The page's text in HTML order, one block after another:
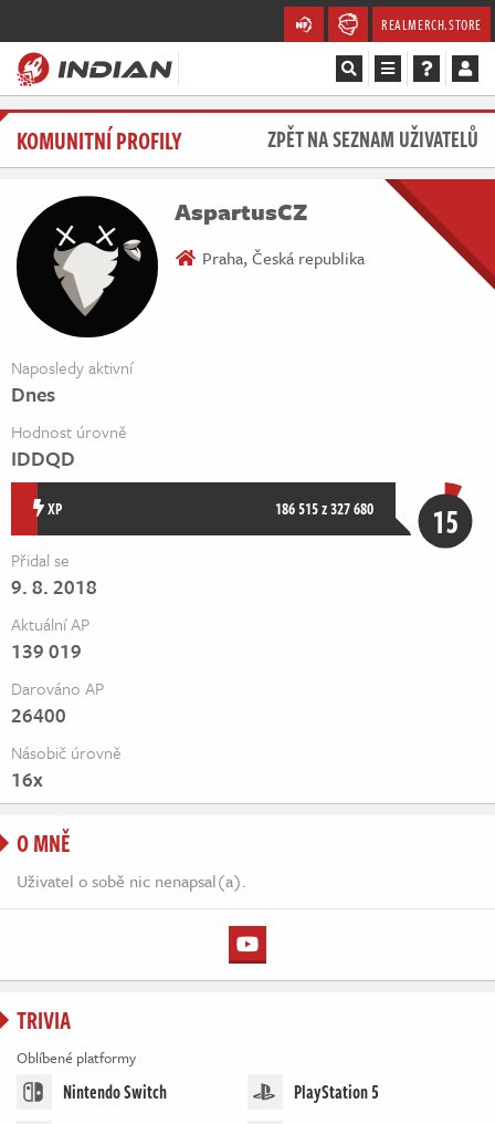
REALMERCH.STORE
Magazín
Videa
Soutěže
Databáze
Komunita
Redakce
Živě
KOMUNITNÍ PROFILY ZPĚT NA SEZNAM UŽIVATELŮ
AspartusCZ
Praha, Česká republika
Naposledy aktivní
Dnes
Hodnost úrovně
IDDQD
XP 186 515 z 327 680 15
Přidal se
9. 8. 2018
Aktuální AP
139 019
Darováno AP
26400
Násobič úrovně
16x
O MNĚ
Uživatel o sobě nic nenapsal(a).
TRIVIA
Oblíbené platformy
Nintendo Switch
PlayStation 5